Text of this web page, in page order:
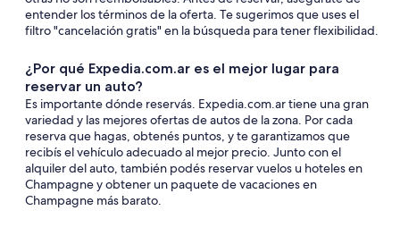
entender los términos de la oferta. Te sugerimos que uses el
filtro "cancelación gratis" en la búsqueda para tener flexibilidad.
¿Por qué Expedia.com.ar es el mejor lugar para
reservar un auto?
Es importante dónde reservás. Expedia.com.ar tiene una gran
variedad y las mejores ofertas de autos de la zona. Por cada
reserva que hagas, obtenés puntos, y te garantizamos que
recibís el vehículo adecuado al mejor precio. Junto con el
alquiler del auto, también podés reservar vuelos u hoteles en
Champagne y obtener un paquete de vacaciones en
Champagne más barato.